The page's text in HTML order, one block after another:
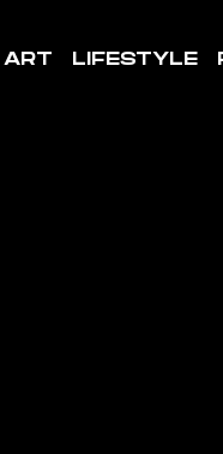
ART LIFESTYLE